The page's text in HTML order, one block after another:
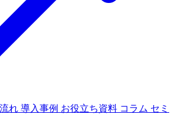
れ 導入事例 お役立ち資料 コラム セミ